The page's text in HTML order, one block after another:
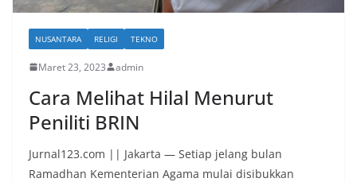
NUSANTARA RELIGI TEKNO
Maret 23, 2023 admin
Cara Melihat Hilal Menurut
Peniliti BRIN
Jurnal123.com || Jakarta — Setiap jelang bulan
Ramadhan Kementerian Agama mulai disibukkan